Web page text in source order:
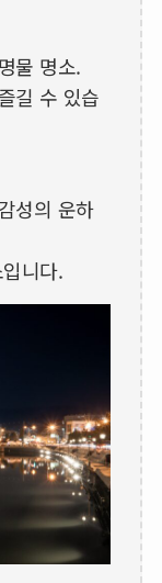
물 명소.
길 수 있습
성의 운하
니다.